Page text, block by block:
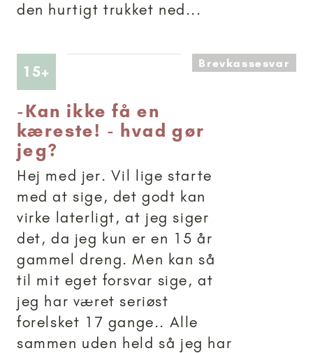
den hurtigt trukket ned...
15+ Artikler anbefalet til 15+Brevkassesvar
-Kan ikke få en
kæreste! - hvad gør
jeg?
Hej med jer. Vil lige starte
med at sige, det godt kan
virke laterligt, at jeg siger
det, da jeg kun er en 15 år
gammel dreng. Men kan så
til mit eget forsvar sige, at
jeg har været seriøst
forelsket 17 gange.. Alle
sammen uden held så jeg har